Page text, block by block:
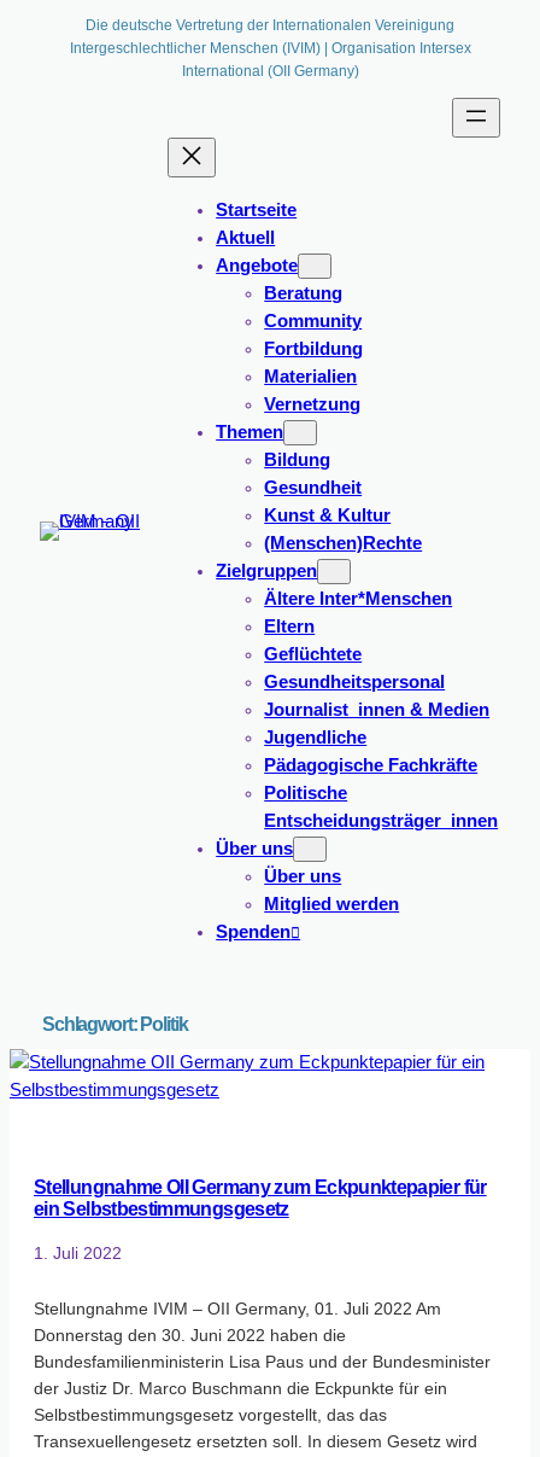
Die deutsche Vertretung der Internationalen Vereinigung
Intergeschlechtlicher Menschen (IVIM) | Organisation Intersex
International (OII Germany)
Startseite
Aktuell
Angebote
Beratung
Community
Fortbildung
Materialien
Vernetzung
Themen
Bildung
Gesundheit
Kunst & Kultur
(Menschen)Rechte
Zielgruppen
Ältere Inter*Menschen
Eltern
Geflüchtete
Gesundheitspersonal
Journalist_innen & Medien
Jugendliche
Pädagogische Fachkräfte
Politische
Entscheidungsträger_innen
Über uns
Über uns
Mitglied werden
Spenden
Schlagwort: Politik
Stellungnahme OII Germany zum Eckpunktepapier für
ein Selbstbestimmungsgesetz
1. Juli 2022
Stellungnahme IVIM – OII Germany, 01. Juli 2022 Am
Donnerstag den 30. Juni 2022 haben die
Bundesfamilienministerin Lisa Paus und der Bundesminister
der Justiz Dr. Marco Buschmann die Eckpunkte für ein
Selbstbestimmungsgesetz vorgestellt, das das
Transexuellengesetz ersetzten soll. In diesem Gesetz wird